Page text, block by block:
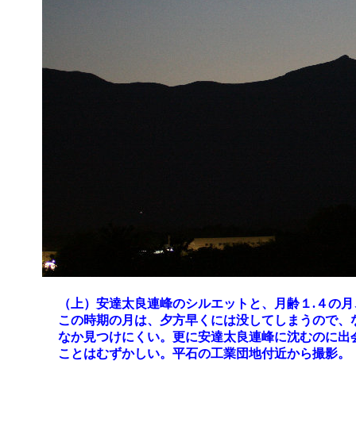
（上）安達太良連峰のシルエットと、月齢１.４の
この時期の月は、夕方早くには没してしまうので、
なか見つけにくい。更に安達太良連峰に沈むのに出
ことはむずかしい。平石の工業団地付近から撮影。